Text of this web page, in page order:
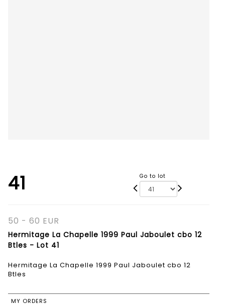
41 Go to lot
50 - 60 EUR
Hermitage La Chapelle 1999 Paul Jaboulet cbo 12
Btles - Lot 41
Hermitage La Chapelle 1999 Paul Jaboulet cbo 12
Btles
MY ORDERS